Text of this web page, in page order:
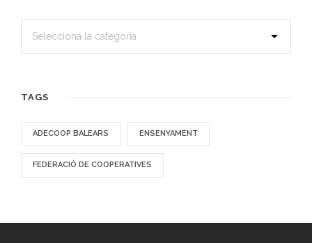
TAGS
ADECOOP BALEARS ENSENYAMENT
FEDERACIÓ DE COOPERATIVES